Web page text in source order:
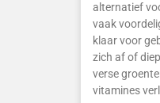
alternatief
vaak
klaar voor
zich af of
verse
vitamines